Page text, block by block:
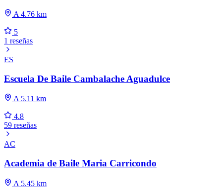
A 4.76 km
5
1 reseñas
ES
Escuela De Baile Cambalache Aguadulce
A 5.11 km
4.8
59 reseñas
AC
Academia de Baile Maria Carricondo
A 5.45 km